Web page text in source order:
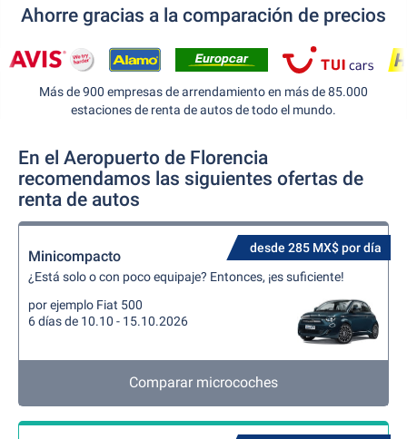
Ahorre gracias a la comparación de precios
Más de 900 empresas de arrendamiento en más de 85.000
estaciones de renta de autos de todo el mundo.
En el Aeropuerto de Florencia
recomendamos las siguientes ofertas de
renta de autos
desde 285 MX$ por día
Minicompacto
¿Está solo o con poco equipaje? Entonces, ¡es suficiente!
por ejemplo Fiat 500
6 días de 10.10 - 15.10.2026
Comparar microcoches